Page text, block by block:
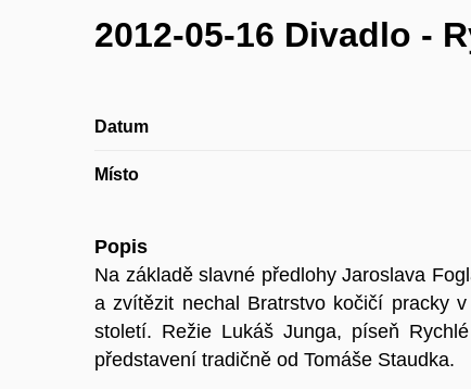
2012-05-16 Divadlo -
Datum
Místo
Popis
Na základě slavné předlohy Jaroslava
a zvítězit nechal Bratrstvo kočičí pracky
století. Režie Lukáš Junga, píseň
představení tradičně od Tomáše Staudka.